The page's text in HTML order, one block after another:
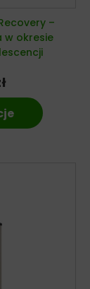
–
w okresie